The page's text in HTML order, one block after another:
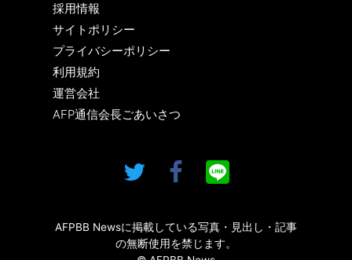
採用情報
サイトポリシー
プライバシーポリシー
利用規約
運営会社
AFP通信会長ごあいさつ
AFPBB Newsに掲載している写真・見出し・記事
の無断使用を禁じます。